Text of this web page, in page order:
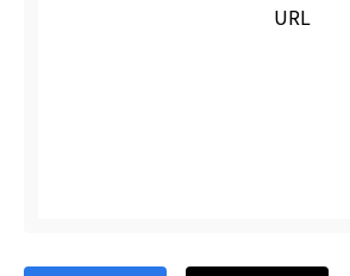
URL